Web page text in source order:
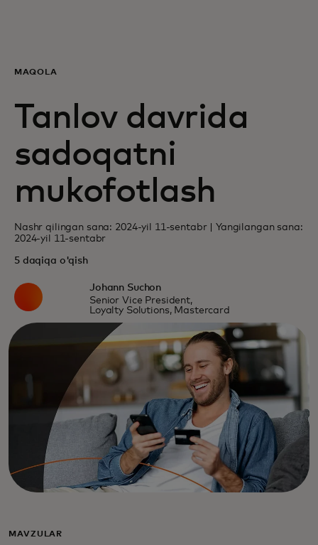
Biznes uchun
Butun dunyo uchun
Innovatorlar uchun
MAQOLA
Tanlov davrida
sadoqatni
mukofotlash
Nashr qilingan sana: 2024-yil 11-sentabr | Yangilangan sana:
2024-yil 11-sentabr
5 daqiqa o'qish
Johann Suchon
Senior Vice President,
Loyalty Solutions, Mastercard
MAVZULAR